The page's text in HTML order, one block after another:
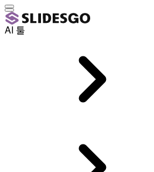
AI 툴